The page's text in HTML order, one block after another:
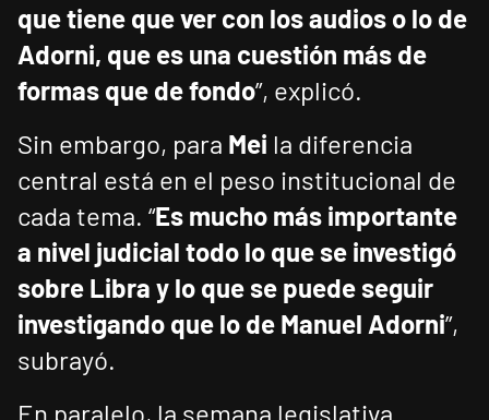
que tiene que ver con los audios o lo de
Adorni, que es una cuestión más de
formas que de fondo”, explicó.
Sin embargo, para Mei la diferencia
central está en el peso institucional de
cada tema. “Es mucho más importante
a nivel judicial todo lo que se investigó
sobre Libra y lo que se puede seguir
investigando que lo de Manuel Adorni”,
subrayó.
En paralelo, la semana legislativa